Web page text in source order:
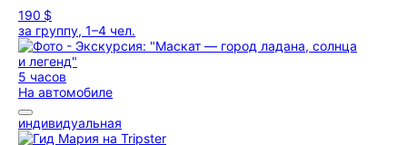
190 $
за группу, 1–4 чел.
5 часов
На автомобиле
индивидуальная